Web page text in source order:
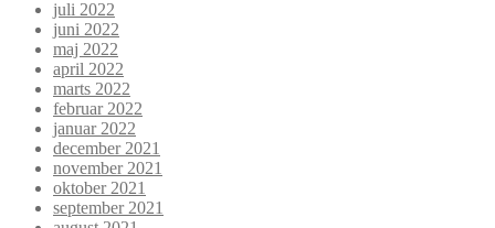
juli 2022
juni 2022
maj 2022
april 2022
marts 2022
februar 2022
januar 2022
december 2021
november 2021
oktober 2021
september 2021